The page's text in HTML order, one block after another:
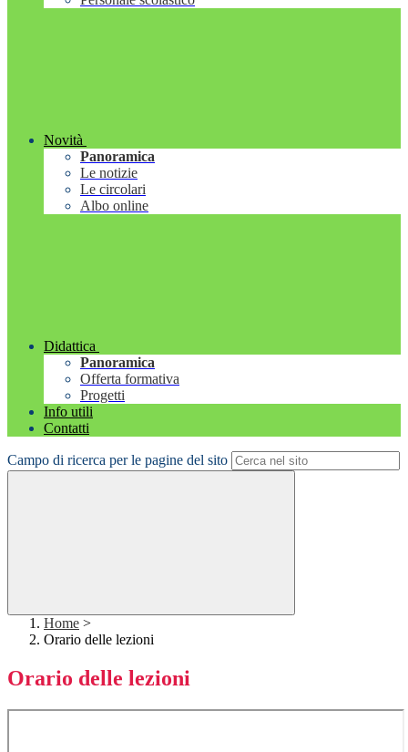
Novità
Panoramica
Le notizie
Le circolari
Albo online
Didattica
Panoramica
Offerta formativa
Progetti
Info utili
Contatti
Campo di ricerca per le pagine del sito
Home >
Orario delle lezioni
Orario delle lezioni